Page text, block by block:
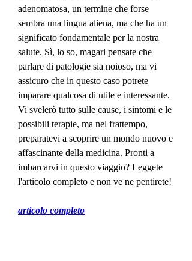
adenomatosa, un termine che forse
sembra una lingua aliena, ma che ha un
significato fondamentale per la nostra
salute. Sì, lo so, magari pensate che
parlare di patologie sia noioso, ma vi
assicuro che in questo caso potrete
imparare qualcosa di utile e interessante.
Vi svelerò tutto sulle cause, i sintomi e le
possibili terapie, ma nel frattempo,
preparatevi a scoprire un mondo nuovo e
affascinante della medicina. Pronti a
imbarcarvi in questo viaggio? Leggete
l'articolo completo e non ve ne pentirete!
articolo completo